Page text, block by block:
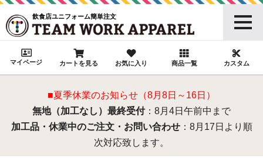
飲食店ユニフォーム簡単注文
マイページ カートを見る お気に入り 商品一覧 カスタム
■夏季休業のお知らせ（8月8日～16日）
無地（加工なし）最終受付：8月4日午前中まで
加工品・休業中のご注文・お問い合わせ：8月17日より順
次対応致します。